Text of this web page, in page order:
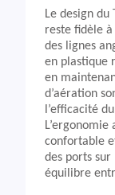
Le design du
reste fidèle à
des lignes
en plastique
en
d’aération
l’efficacité
confortable
des ports
équilibre